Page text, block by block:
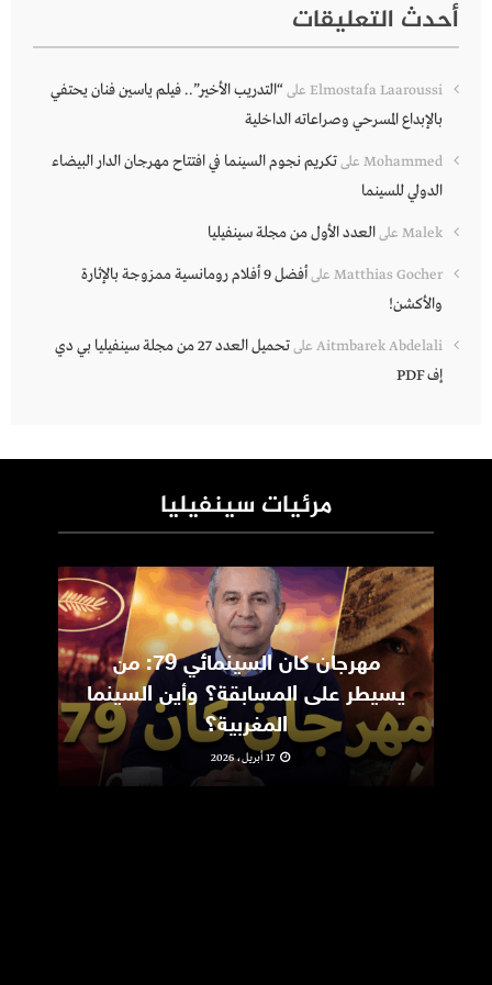
أحدث التعليقات
Elmostafa Laaroussi على“التدريب الأخير”.. فيلم ياسين فنان يحتفي
بالإبداع المسرحي وصراعاته الداخلية
Mohammed علىتكريم نجوم السينما في افتتاح مهرجان الدار البيضاء
الدولي للسينما
Malek علىالعدد الأول من مجلة سينفيليا
Matthias Gocher على
أفضل 9 أفلام رومانسية ممزوجة بالإثارة
والأكشن!
Aitmbarek Abdelali على
تحميل العدد 27 من مجلة سينفيليا بي دي
إف PDF
مرئيات سينفيليا
مهرجان كان السينمائي 79: من
يسيطر على المسابقة؟ وأين السينما
المغربية؟
17 أبريل، 2026